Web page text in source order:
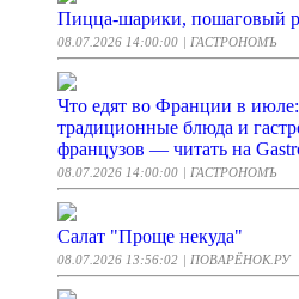
Пицца-шарики, пошаговый
08.07.2026 14:00:00 | ГАСТРОНОМЪ
Что едят во Франции в
традиционные блюда и
французов — читать на
08.07.2026 14:00:00 | ГАСТРОНОМЪ
Салат "Проще некуда"
08.07.2026 13:56:02 | ПОВАРЁНОК.РУ